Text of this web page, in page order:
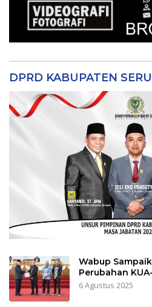
DPRD KABUPATEN
Wabup
Perubahan
6 Agustus 2025